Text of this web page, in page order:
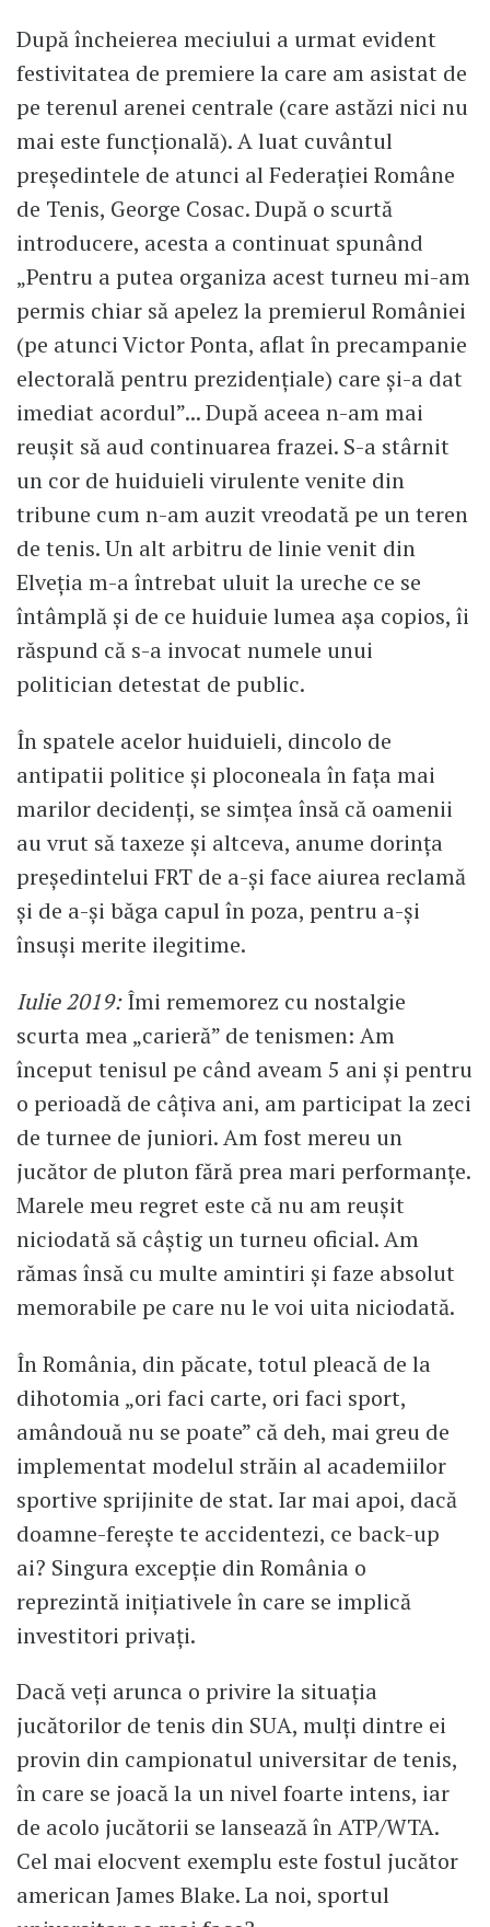
După încheierea meciului a urmat evident
festivitatea de premiere la care am asistat de
pe terenul arenei centrale (care astăzi nici nu
mai este funcțională). A luat cuvântul
președintele de atunci al Federației Române
de Tenis, George Cosac. După o scurtă
introducere, acesta a continuat spunând
„Pentru a putea organiza acest turneu mi-am
permis chiar să apelez la premierul României
(pe atunci Victor Ponta, aflat în precampanie
electorală pentru prezidențiale) care și-a dat
imediat acordul”... După aceea n-am mai
reușit să aud continuarea frazei. S-a stârnit
un cor de huiduieli virulente venite din
tribune cum n-am auzit vreodată pe un teren
de tenis. Un alt arbitru de linie venit din
Elveția m-a întrebat uluit la ureche ce se
întâmplă și de ce huiduie lumea așa copios, îi
răspund că s-a invocat numele unui
politician detestat de public.
În spatele acelor huiduieli, dincolo de
antipatii politice și ploconeala în fața mai
marilor decidenți, se simțea însă că oamenii
au vrut să taxeze și altceva, anume dorința
președintelui FRT de a-și face aiurea reclamă
și de a-și băga capul în poza, pentru a-și
însuși merite ilegitime.
Iulie 2019:Îmi rememorez cu nostalgie
scurta mea „carieră” de tenismen: Am
început tenisul pe când aveam 5 ani și pentru
o perioadă de câțiva ani, am participat la zeci
de turnee de juniori. Am fost mereu un
jucător de pluton fără prea mari performanțe.
Marele meu regret este că nu am reușit
niciodată să câștig un turneu oficial. Am
rămas însă cu multe amintiri și faze absolut
memorabile pe care nu le voi uita niciodată.
În România, din păcate, totul pleacă de la
dihotomia „ori faci carte, ori faci sport,
amândouă nu se poate” că deh, mai greu de
implementat modelul străin al academiilor
sportive sprijinite de stat. Iar mai apoi, dacă
doamne-ferește te accidentezi, ce back-up
ai? Singura excepție din România o
reprezintă inițiativele în care se implică
investitori privați.
Dacă veți arunca o privire la situația
jucătorilor de tenis din SUA, mulți dintre ei
provin din campionatul universitar de tenis,
în care se joacă la un nivel foarte intens, iar
de acolo jucătorii se lansează în ATP/WTA.
Cel mai elocvent exemplu este fostul jucător
american James Blake. La noi, sportul